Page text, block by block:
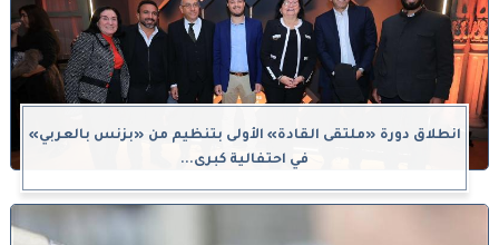
انطلاق دورة «ملتقى القادة» الأولى بتنظيم من «بزنس بالعربي»
في احتفالية كبرى...